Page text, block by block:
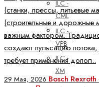
ILC -
CML
ILC -
VPB
ILC -
XM
(станки, прессы, литьевые
(строительные и дорожные
важным фактором.
создают пульсацию
требует применения допол..
29 Мая, 2026 Bosch